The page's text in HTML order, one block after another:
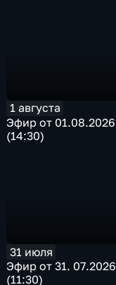
1 августа
Эфир от 01.08.2026
(14:30)
31 июля
Эфир от 31. 07.2026
(11:30)